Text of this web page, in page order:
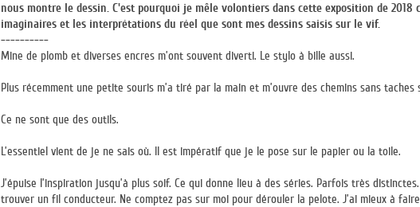
nous montre le dessin. C'est pourquoi je mêle volontiers dans cette exposition de 2018
imaginaires et les interprétations du réel que sont mes dessins saisis sur le vif.
----------
Mine de plomb et diverses encres m’ont souvent diverti. Le stylo à bille aussi.
Plus récemment une petite souris m’a tiré par la main et m’ouvre des chemins sans taches
Ce ne sont que des outils.
L’essentiel vient de je ne sais où. Il est impératif que je le pose sur le papier ou la toile.
J’épuise l’inspiration jusqu’à plus soif. Ce qui donne lieu à des séries. Parfois très
trouver un fil conducteur. Ne comptez pas sur moi pour dérouler la pelote. J’ai mieux à